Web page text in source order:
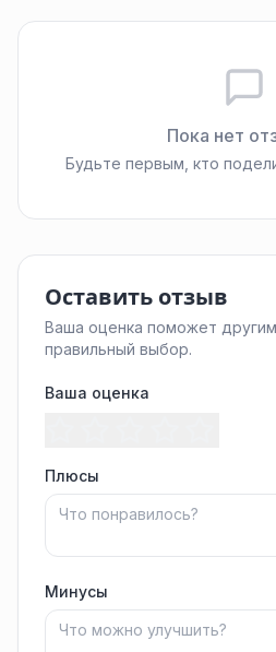
Пока нет
Будьте первым, кто
Оставить отзыв
Ваша оценка поможет
правильный выбор.
Ваша оценка
Плюсы
Минусы